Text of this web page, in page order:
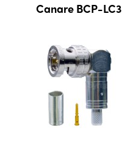
Canare BCP-LC3